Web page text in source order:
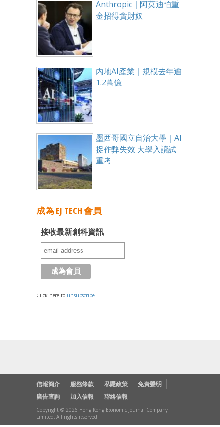
Anthropic｜阿莫迪怕重
金招得貪財奴
內地AI產業｜規模去年逾
1.2萬億
墨西哥國立自治大學｜AI
捉作弊失效 大學入讀試
重考
成為 EJ TECH 會員
接收最新創科資訊
Click here to unsubscribe
信報簡介 服務條款 私隱政策
免責聲明
廣告查詢
加入信報 聯絡信報
Copyright © 2026 Hong Kong Economic Journal Company
Limited. All rights reserved.